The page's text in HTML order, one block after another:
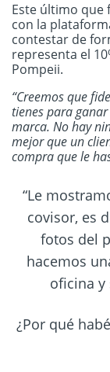
Este último que
con la
contestar de
representa el
Pompeii.
“Creemos que
tienes para
marca. No hay
mejor que un
compra que le
“Le
covisor, es
fotos del
hacemos
oficina y
¿Por qué